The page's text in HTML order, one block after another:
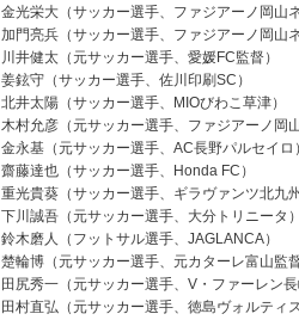
金光栄大（サッカー選手、ファジアーノ岡山
加門亮兵（サッカー選手、ファジアーノ岡山
川井健太（元サッカー選手、愛媛FC監督）
姜鉉守（サッカー選手、佐川印刷SC）
北井太陽（サッカー選手、MIOびわこ草津）
木村允彦（元サッカー選手、ファジアーノ岡山
金永基（元サッカー選手、AC長野パルセイロ）
齋藤達也（サッカー選手、Honda FC）
重光貴葵（サッカー選手、ギラヴァンツ北九州
下川誠吾（元サッカー選手、大分トリニータ）
鈴木磨人（フットサル選手、JAGLANCA）
楚輪博（元サッカー選手、元カターレ富山監
田尻秀一（元サッカー選手、V・ファーレン長
田村直弘（元サッカー選手、徳島ヴォルティス